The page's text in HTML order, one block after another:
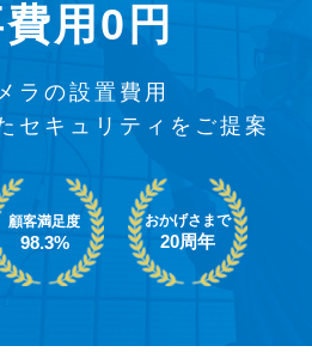
用0円
ラの設置費用
セキュリティをご提案
顧客満足度
98.3%
おかげさまで
20周年